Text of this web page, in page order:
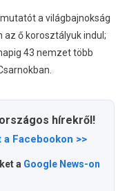
a világbajnokság
ő korosztályuk indul;
43 nemzet több
hírekről!
Facebookon >>
a Google News-on